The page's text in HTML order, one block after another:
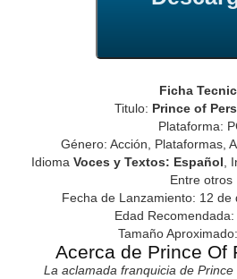
Ficha
Titulo: Prince of
Plataforma:
Género: Acción, Plataformas,
IdiomaVoces y Textos: Español ,
Entre otros
Fecha de Lanzamiento: 12 de
Edad Recomendada:
Tamaño
Acerca de Prince Of
La aclamada franquicia de